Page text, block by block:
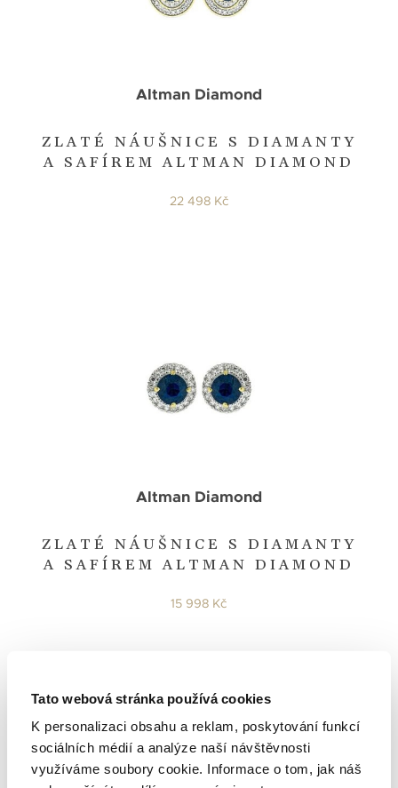
Tato webová stránka používá cookies
K personalizaci obsahu a reklam, poskytování funkcí
sociálních médií a analýze naší návštěvnosti
využíváme soubory cookie. Informace o tom, jak náš
ZLATÉ NÁUŠNICE S DIAMANTY
A SAFÍREM ALTMAN DIAMOND
Altman Diamond
22 498 Kč
ZLATÉ NÁUŠNICE S DIAMANTY
A SAFÍREM ALTMAN DIAMOND
Altman Diamond
15 998 Kč